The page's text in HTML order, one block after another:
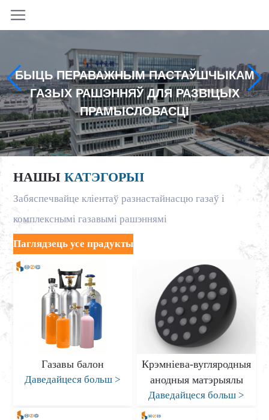
БЫЦЬ ПЕРАВАЖНЫМ ПАСТАЎШЧЫКАМ
ГАЗЫХ РАШЭННЯЎ ДЛЯ РАЗВІЦЫХ
ПРАМЫСЛОВАСЦІ
НАШЫ КАТЭГОРЫІ
Забяспечвайце кліентаў разнастайнасцю газаў і
комплекснымі газавымі рашэннямі
Паглядзець усе прадукты
Газавы балон
Даведайцеся больш >
Крэмніева-вугляродныя
анодныя матэрыялы
Даведайцеся больш>